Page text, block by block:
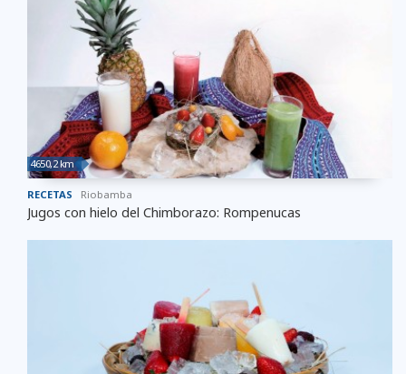
4650,2 km
RECETAS Riobamba
Jugos con hielo del Chimborazo: Rompenucas